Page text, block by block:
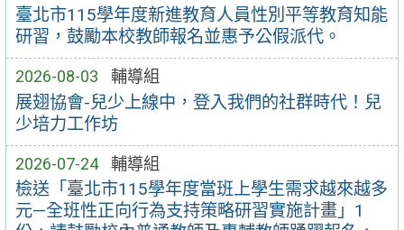
臺北市115學年度新進教育人員性別平等教育知能
研習，鼓勵本校教師報名並惠予公假派代。
2026-08-03 輔導組
展翅協會-兒少上線中，登入我們的社群時代！兒
少培力工作坊
2026-07-24 輔導組
檢送「臺北市115學年度當班上學生需求越來越多
元—全班性正向行為支持策略研習實施計畫」1